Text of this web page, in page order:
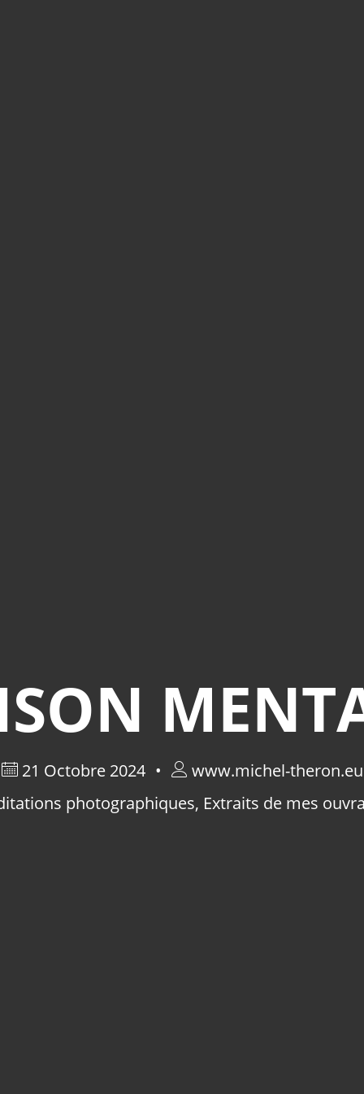
21 Octobre 2024
www.michel-theron.eu
photographiques, Extraits de mes